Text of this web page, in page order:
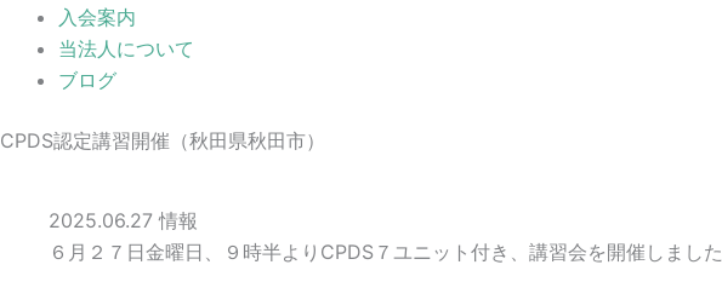
入会案内
当法人について
ブログ
CPDS認定講習開催（秋田県秋田市）
2025.06.27 情報
６月２７日金曜日、９時半よりCPDS７ユニット付き、講習会を開催しました